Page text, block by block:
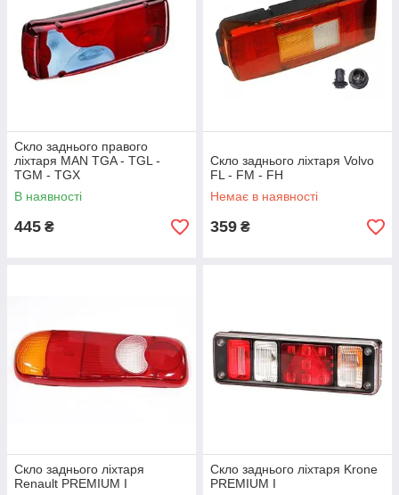
Скло заднього правого
ліхтаря MAN TGA - TGL -
TGM - TGX
В наявності
445 ₴
Скло заднього ліхтаря Volvo
FL - FM - FH
Немає в наявності
359 ₴
Скло заднього ліхтаря
Renault PREMIUM I
Скло заднього ліхтаря Krone
PREMIUM I